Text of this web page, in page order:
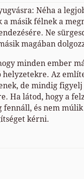
Néha a
másik félnek a
Ne
magában
minden ember
Az
de mindig figyelj
Ha látod, hogy a
fennáll, és nem
kérni.